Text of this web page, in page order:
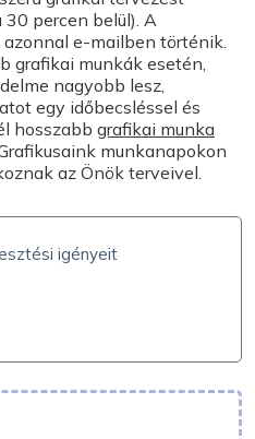
percen belül). A
e-mailben történik.
grafikai munkák esetén,
nagyobb lesz,
egy időbecsléssel és
hosszabb grafikai munka
munkanapokon
az Önök terveivel.